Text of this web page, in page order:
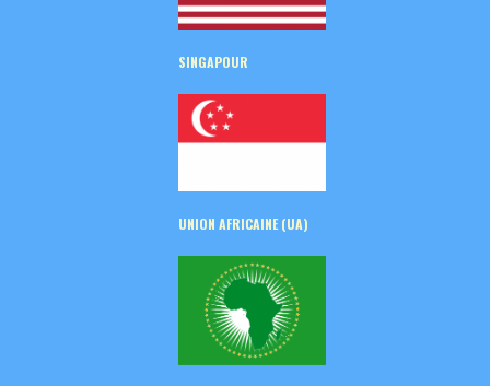
SINGAPOUR
UNION AFRICAINE (UA)